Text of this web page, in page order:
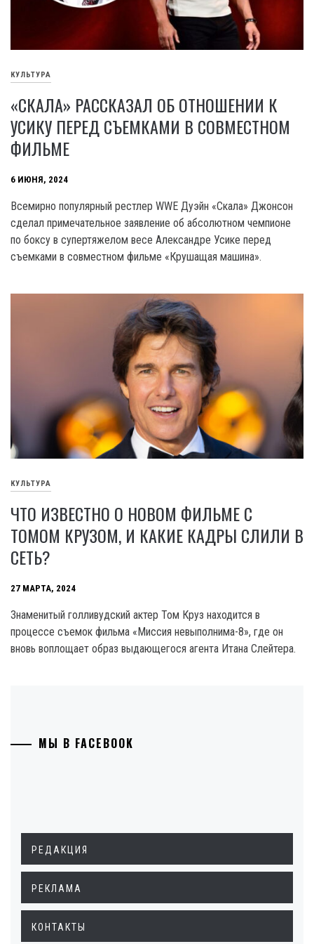
КУЛЬТУРА
«СКАЛА» РАССКАЗАЛ ОБ ОТНОШЕНИИ К
УСИКУ ПЕРЕД СЪЕМКАМИ В СОВМЕСТНОМ
ФИЛЬМЕ
6 ИЮНЯ, 2024
Всемирно популярный рестлер WWE Дуэйн «Скала» Джонсон
сделал примечательное заявление об абсолютном чемпионе
по боксу в супертяжелом весе Александре Усике перед
съемками в совместном фильме «Крушащая машина».
КУЛЬТУРА
ЧТО ИЗВЕСТНО О НОВОМ ФИЛЬМЕ С
ТОМОМ КРУЗОМ, И КАКИЕ КАДРЫ СЛИЛИ В
СЕТЬ?
27 МАРТА, 2024
Знаменитый голливудский актер Том Круз находится в
процессе съемок фильма «Миссия невыполнима-8», где он
вновь воплощает образ выдающегося агента Итана Слейтера.
МЫ В FACEBOOK
РЕДАКЦИЯ
РЕКЛАМА
КОНТАКТЫ